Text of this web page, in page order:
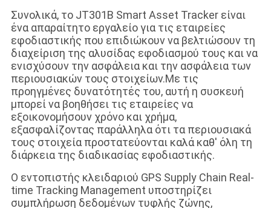
Συνολικά, το JT301B Smart Asset Tracker είναι
ένα απαραίτητο εργαλείο για τις εταιρείες
εφοδιαστικής που επιδιώκουν να βελτιώσουν τη
διαχείριση της αλυσίδας εφοδιασμού τους και να
ενισχύσουν την ασφάλεια και την ασφάλεια των
περιουσιακών τους στοιχείων.Με τις
προηγμένες δυνατότητές του, αυτή η συσκευή
μπορεί να βοηθήσει τις εταιρείες να
εξοικονομήσουν χρόνο και χρήμα,
εξασφαλίζοντας παράλληλα ότι τα περιουσιακά
τους στοιχεία προστατεύονται καλά καθ' όλη τη
διάρκεια της διαδικασίας εφοδιαστικής.
Ο εντοπιστής κλειδαριού GPS Supply Chain Real-
time Tracking Management υποστηρίζει
συμπλήρωση δεδομένων τυφλής ζώνης,